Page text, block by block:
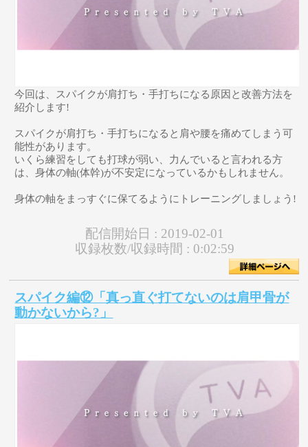
今回は、スパイクが肩打ち・手打ちになる原因と改善方法を
紹介します!
スパイクが肩打ち・手打ちになると肩や腰を痛めてしまう可
能性があります。
いくら練習をしても打球が弱い、力んでいると言われる方
は、身体の軸(体幹)が不安定になっているかもしれません。
身体の軸をまっすぐに保てるようにトレーニングしましょう!
配信開始日 : 2019-02-01
収録枚数/収録時間 : 0:02:59
スパイク編⑫「真っ直ぐ打てないのは肩甲骨が
動かないから?」